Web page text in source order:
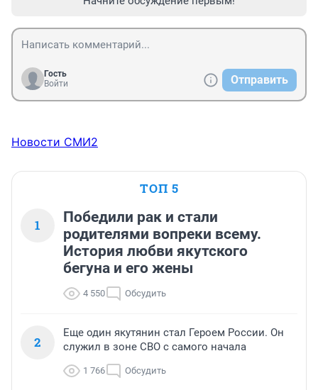
Гость
Войти
Отправить
Новости СМИ2
ТОП 5
1
Победили рак и стали
родителями вопреки всему.
История любви якутского
бегуна и его жены
4 550 Обсудить
2
Еще один якутянин стал Героем России. Он
служил в зоне СВО с самого начала
1 766 Обсудить